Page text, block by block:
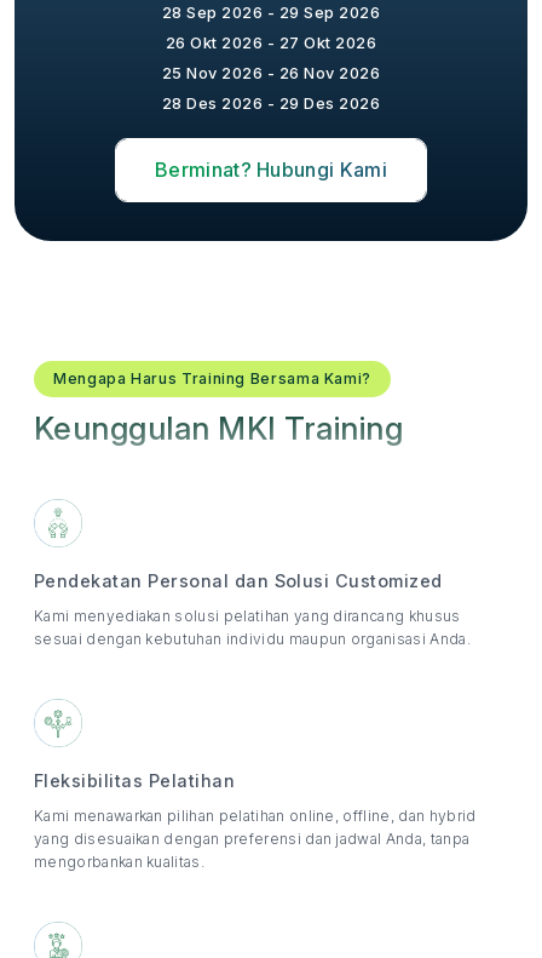
28 Sep 2026 - 29 Sep 2026
26 Okt 2026 - 27 Okt 2026
25 Nov 2026 - 26 Nov 2026
28 Des 2026 - 29 Des 2026
Berminat? Hubungi Kami
Mengapa Harus Training Bersama Kami?
Keunggulan MKI Training
Pendekatan Personal dan Solusi Customized
Kami menyediakan solusi pelatihan yang dirancang khusus
sesuai dengan kebutuhan individu maupun organisasi Anda.
Fleksibilitas Pelatihan
Kami menawarkan pilihan pelatihan online, offline, dan hybrid
yang disesuaikan dengan preferensi dan jadwal Anda, tanpa
mengorbankan kualitas.